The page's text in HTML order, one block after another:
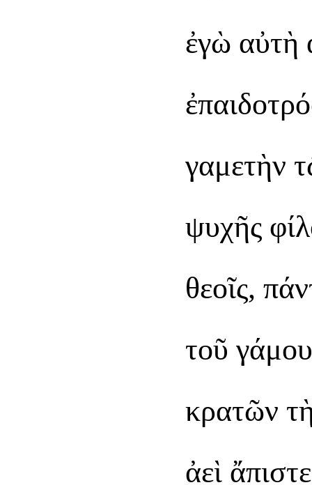
ἐγὼ αὐτὴ
γαμετὴν
ψυχῆς
θεοῖς,
τοῦ
κρατῶν
ἀεὶ